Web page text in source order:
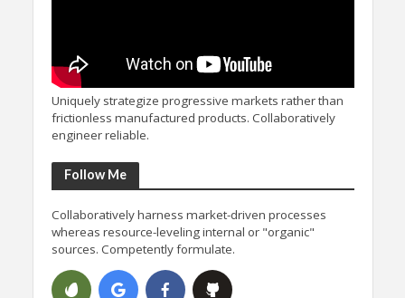
Uniquely strategize progressive markets rather than
frictionless manufactured products. Collaboratively
engineer reliable.
Follow Me
Collaboratively harness market-driven processes
whereas resource-leveling internal or "organic"
sources. Competently formulate.